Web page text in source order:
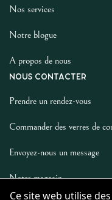
Ce site web utilise
Nos services
Notre blogue
A propos de nous
NOUS CONTACTER
Prendre un rendez-vous
Commander des verres de
Envoyez-nous un message
Notre magasin
LES AUTRES